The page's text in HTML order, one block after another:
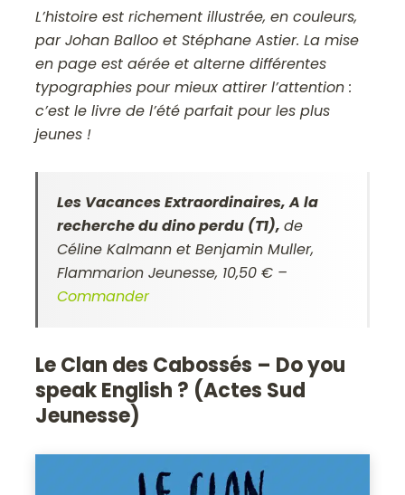
L’histoire est richement illustrée, en couleurs,
par Johan Balloo et Stéphane Astier. La mise
en page est aérée et alterne différentes
typographies pour mieux attirer l’attention :
c’est le livre de l’été parfait pour les plus
jeunes !
Les Vacances Extraordinaires, A la
recherche du dino perdu (T1),de
Céline Kalmann et Benjamin Muller,
Flammarion Jeunesse, 10,50 € –
Commander
Le Clan des Cabossés – Do you
speak English ? (Actes Sud
Jeunesse)